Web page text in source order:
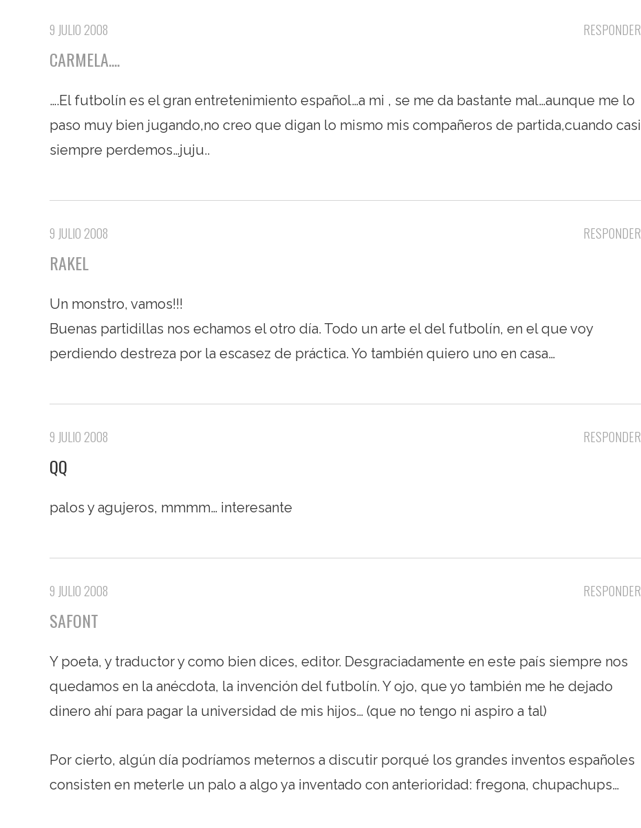
RESPONDER
9 JULIO 2008
CARMELA....
….El futbolín es el gran entretenimiento español…a mi , se me da bastante mal…aunque me lo
paso muy bien jugando,no creo que digan lo mismo mis compañeros de partida,cuando casi
siempre perdemos…juju..
RESPONDER
9 JULIO 2008
RAKEL
Un monstro, vamos!!!
Buenas partidillas nos echamos el otro día. Todo un arte el del futbolín, en el que voy
perdiendo destreza por la escasez de práctica. Yo también quiero uno en casa…
RESPONDER
9 JULIO 2008
QQ
palos y agujeros, mmmm… interesante
RESPONDER
9 JULIO 2008
SAFONT
Y poeta, y traductor y como bien dices, editor. Desgraciadamente en este país siempre nos
quedamos en la anécdota, la invención del futbolín. Y ojo, que yo también me he dejado
dinero ahí para pagar la universidad de mis hijos… (que no tengo ni aspiro a tal)
Por cierto, algún día podríamos meternos a discutir porqué los grandes inventos españoles
consisten en meterle un palo a algo ya inventado con anterioridad: fregona, chupachups…